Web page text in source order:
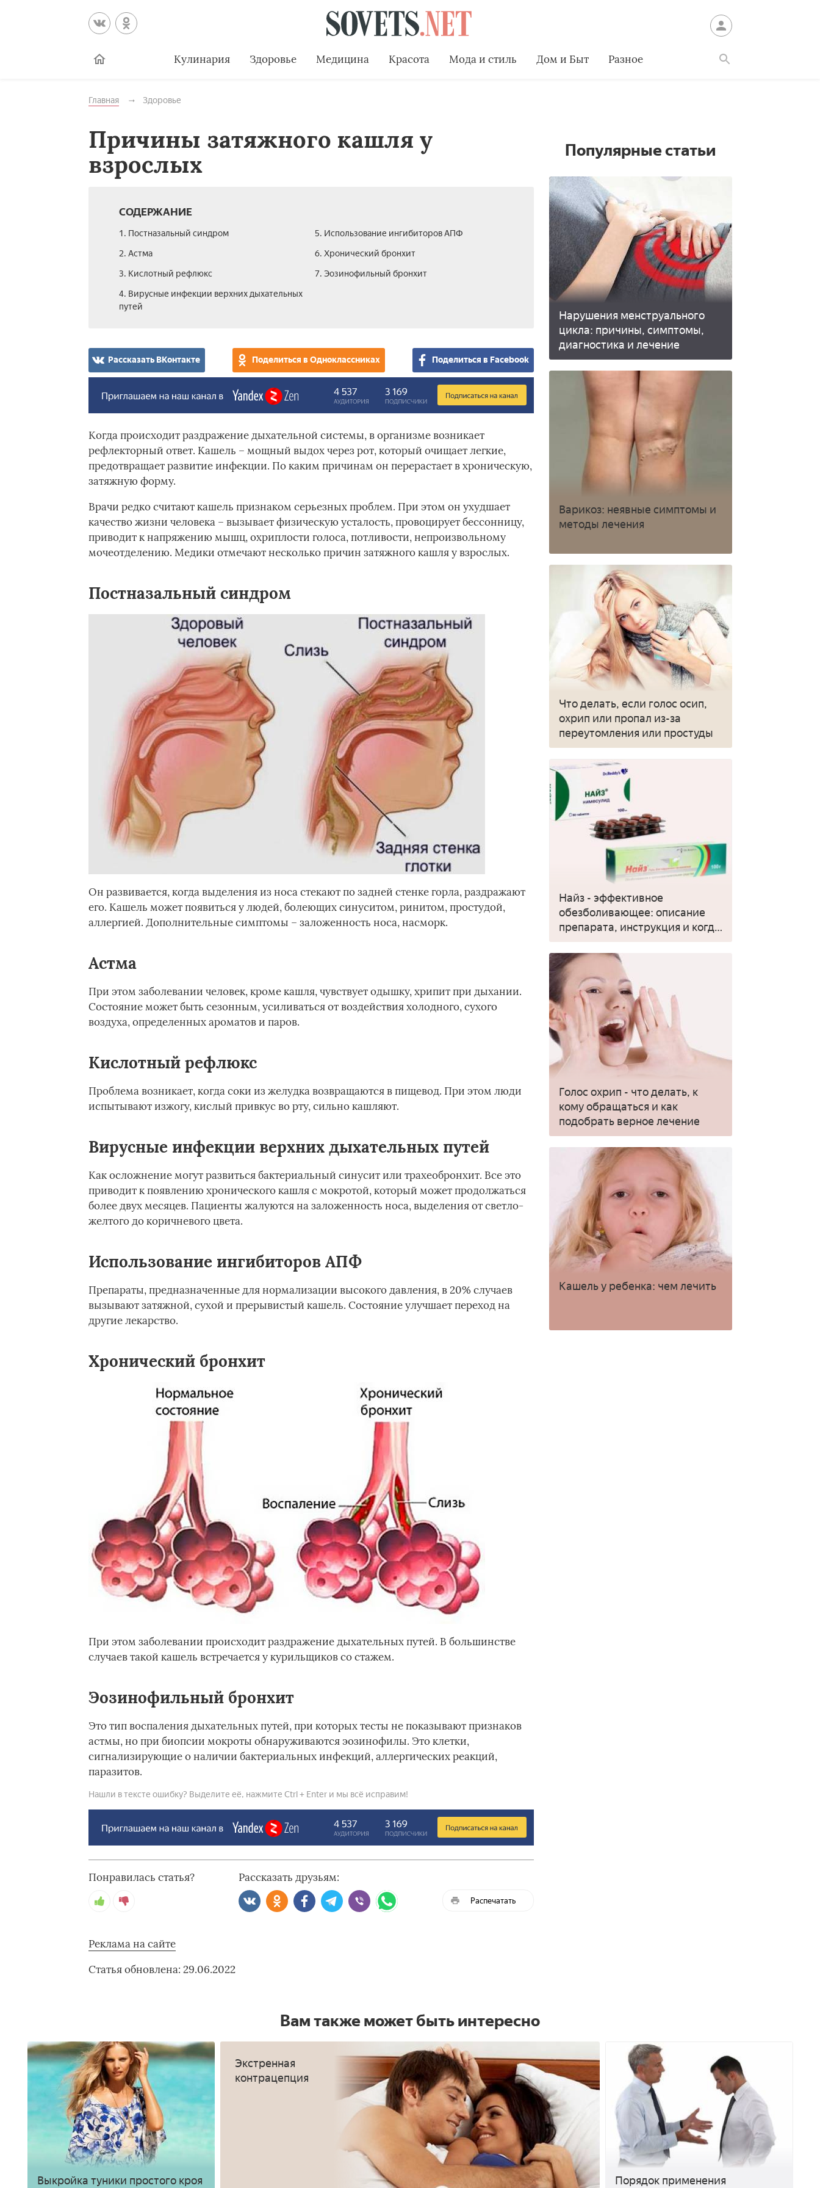
Кулинария Здоровье Медицина Красота Мода и стиль Дом и Быт Разное
Главная Здоровье
Причины затяжного кашля у
взрослых
СОДЕРЖАНИЕ
1. Постназальный синдром
2. Астма
3. Кислотный рефлюкс
4. Вирусные инфекции верхних дыхательных
путей
5. Использование ингибиторов АПФ
6. Хронический бронхит
7. Эозинофильный бронхит
Рассказать ВКонтакте Поделиться в Одноклассниках Поделиться в Facebook
Когда происходит раздражение дыхательной системы, в организме возникает
рефлекторный ответ. Кашель – мощный выдох через рот, который очищает легкие,
предотвращает развитие инфекции. По каким причинам он перерастает в хроническую,
затяжную форму.
Врачи редко считают кашель признаком серьезных проблем. При этом он ухудшает
качество жизни человека – вызывает физическую усталость, провоцирует бессонницу,
приводит к напряжению мышц, охриплости голоса, потливости, непроизвольному
мочеотделению. Медики отмечают несколько причин затяжного кашля у взрослых.
Постназальный синдром
Он развивается, когда выделения из носа стекают по задней стенке горла, раздражают
его. Кашель может появиться у людей, болеющих синуситом, ринитом, простудой,
аллергией. Дополнительные симптомы – заложенность носа, насморк.
Астма
При этом заболевании человек, кроме кашля, чувствует одышку, хрипит при дыхании.
Состояние может быть сезонным, усиливаться от воздействия холодного, сухого
воздуха, определенных ароматов и паров.
Кислотный рефлюкс
Проблема возникает, когда соки из желудка возвращаются в пищевод. При этом люди
испытывают изжогу, кислый привкус во рту, сильно кашляют.
Вирусные инфекции верхних дыхательных путей
Как осложнение могут развиться бактериальный синусит или трахеобронхит. Все это
приводит к появлению хронического кашля с мокротой, который может продолжаться
более двух месяцев. Пациенты жалуются на заложенность носа, выделения от светло-
желтого до коричневого цвета.
Использование ингибиторов АПФ
Препараты, предназначенные для нормализации высокого давления, в 20% случаев
вызывают затяжной, сухой и прерывистый кашель. Состояние улучшает переход на
другие лекарство.
Хронический бронхит
При этом заболевании происходит раздражение дыхательных путей. В большинстве
случаев такой кашель встречается у курильщиков со стажем.
Эозинофильный бронхит
Это тип воспаления дыхательных путей, при которых тесты не показывают признаков
астмы, но при биопсии мокроты обнаруживаются эозинофилы. Это клетки,
сигнализирующие о наличии бактериальных инфекций, аллергических реакций,
паразитов.
Нашли в тексте ошибку? Выделите её, нажмите Ctrl + Enter и мы всё исправим!
Понравилась статья? Рассказать друзьям:
Распечатать
Реклама на сайте
Статья обновлена: 29.06.2022
Популярные статьи
Нарушения менструального
цикла: причины, симптомы,
диагностика и лечение
Варикоз: неявные симптомы и
методы лечения
Что делать, если голос осип,
охрип или пропал из-за
переутомления или простуды
Найз - эффективное
обезболивающее: описание
препарата, инструкция и когда
применять
Голос охрип - что делать, к
кому обращаться и как
подобрать верное лечение
Кашель у ребенка: чем лечить
Вам также может быть интересно
Выкройка туники простого кроя
Экстренная
контрацепция
Порядок применения